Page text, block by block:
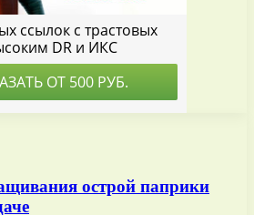
острой паприки